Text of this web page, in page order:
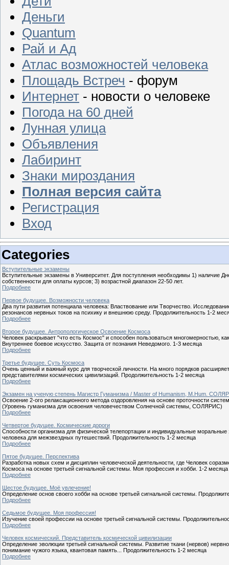
Деньги
Quantum
Рай и Ад
Атлас возможностей человека
Площадь Встреч - форум
Интернет - новости о человеке
Погода на 60 дней
Лунная улица
Объявления
Лабиринт
Знаки мироздания
Полная версия сайта
Регистрация
Вход
Categories
Вступительные экзамены
Вступительные экзамены в Университет. Для поступления необходимы 1) наличие
собственности для оплаты курсов; 3) возрастной диапазон 22-50 лет.
Подробнее
Первое будущее. Возможности человека
Два пути развития потенциала человека: Властвование или Творчество.
резонансов нервных токов на психику и внешнюю среду. Продолжительность 1-2
Подробнее
Второе будущее. Антропологическое Освоение Космоса
Человек раскрывает "что есть Космос" и способен пользоваться
Внутреннее боевое искусство. Защита от познания Неведомого. 1-3 месяца
Подробнее
Третье будущее. Суть Космоса
Очень ценный и важный курс для творческой личности. На много порядков
представителями космических цивилизаций. Продолжительность 1-2 месяца
Подробнее
Экзамен на ученую степень Магистр Гуманизма / Master of Humanism, M.Hum.
Освоение 2-ого релаксационного метода оздоровления на основе проточности
(Уровень гуманизма для освоения человечеством Солнечной системы, СОЛЯРИС)
Подробнее
Четвертое будущее. Космические дороги
Способности организма для физической телепортации и индивидуальные
человека для межзвездных путешествий. Продолжительность 1-2 месяца
Подробнее
Пятое будущее. Перспектива
Разработка новых схем и дисциплин человеческой деятельности, где Человек
Космоса на основе третьей сигнальной системы. Моя профессия и хобби. 1-2 месяца
Подробнее
Шестое будущее. Моё увлечение!
Определение основ своего хобби на основе третьей сигнальной системы.
Подробнее
Седьмое будущее. Моя профессия!
Изучение своей профессии на основе третьей сигнальной системы.
Подробнее
Человек космический. Представитель космической цивилизации
Определение эволюции третьей сигнальной системы. Развитие ткани (нервов)
понимание чужого языка, квантовая память... Продолжительность 1-2 месяца
Подробнее